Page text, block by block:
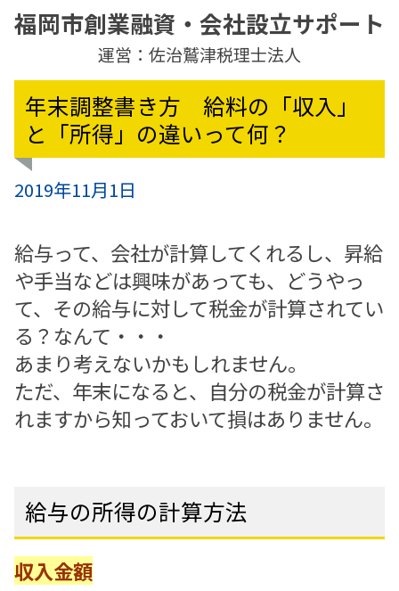
福岡市創業融資・会社設立サポート
運営：佐治鷲津税理士法人
年末調整書き方 給料の「収入」
と「所得」の違いって何？
2019年11月1日
給与って、会社が計算してくれるし、昇給
や手当などは興味があっても、どうやっ
て、その給与に対して税金が計算されてい
る？なんて・・・
あまり考えないかもしれません。
ただ、年末になると、自分の税金が計算さ
れますから知っておいて損はありません。
給与の所得の計算方法
収入金額